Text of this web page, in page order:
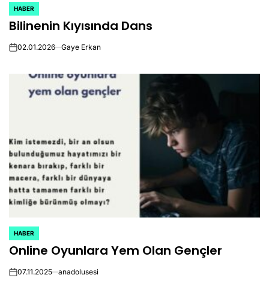
POSTED
IN
HABER
Bilinenin Kıyısında Dans
on02.01.2026 Gaye Erkan
POSTED
IN
HABER
Online Oyunlara Yem Olan Gençler
on07.11.2025 anadolusesi